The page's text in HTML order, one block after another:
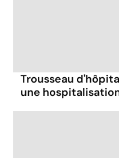
Trousseau
une